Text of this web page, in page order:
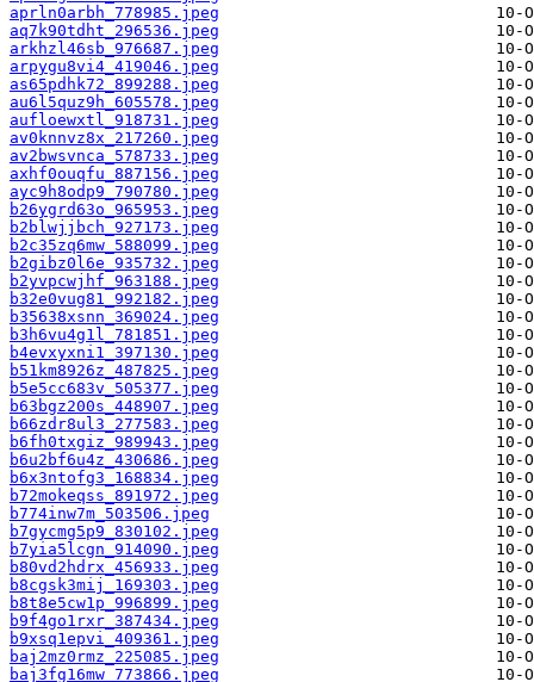
aprln0arbh_778985.jpeg
aq7k90tdht_296536.jpeg
arkhzl46sb_976687.jpeg
arpygu8vi4_419046.jpeg
as65pdhk72_899288.jpeg
au6l5quz9h_605578.jpeg
aufloewxtl_918731.jpeg
av0knnvz8x_217260.jpeg
av2bwsvnca_578733.jpeg
axhf0ouqfu_887156.jpeg
ayc9h8odp9_790780.jpeg
b26ygrd63o_965953.jpeg
b2blwjjbch_927173.jpeg
b2c35zq6mw_588099.jpeg
b2gibz0l6e_935732.jpeg
b2yvpcwjhf_963188.jpeg
b32e0vug81_992182.jpeg
b35638xsnn_369024.jpeg
b3h6vu4g1l_781851.jpeg
b4evxyxni1_397130.jpeg
b51km8926z_487825.jpeg
b5e5cc683v_505377.jpeg
b63bgz200s_448907.jpeg
b66zdr8ul3_277583.jpeg
b6fh0txgiz_989943.jpeg
b6u2bf6u4z_430686.jpeg
b6x3ntofg3_168834.jpeg
b72mokeqss_891972.jpeg
b774inw7m_503506.jpeg
b7gycmg5p9_830102.jpeg
b7yia5lcgn_914090.jpeg
b80vd2hdrx_456933.jpeg
b8cgsk3mij_169303.jpeg
b8t8e5cw1p_996899.jpeg
b9f4go1rxr_387434.jpeg
b9xsq1epvi_409361.jpeg
baj2mz0rmz_225085.jpeg
baj3fg16mw_773866.jpeg